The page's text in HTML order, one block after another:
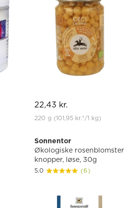
22,43 kr.
220 g (101,95 kr.*/1 kg)
Sonnentor
Økologiske rosenblomster
knopper, løse, 30g
5.0 (6)